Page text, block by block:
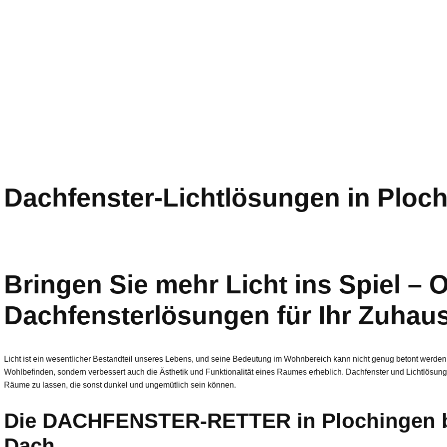
Dachfenster-Lichtlösungen in
Bringen Sie mehr Licht ins Spiel –
Dachfensterlösungen für Ihr
Licht ist ein wesentlicher Bestandteil unseres Lebens, und seine Bedeutung im Wohnbereich kann nicht genug betont
Wohlbefinden, sondern verbessert auch die Ästhetik und Funktionalität eines Raumes erheblich. Dachfenster und
Räume zu lassen, die sonst dunkel und ungemütlich sein können.
Die DACHFENSTER-RETTER in